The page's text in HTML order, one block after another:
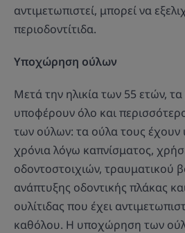
αντιμετωπιστεί, μπορεί να
περιοδοντίτιδα.
Υποχώρηση ούλων
Μετά την ηλικία των 55 ετών,
υποφέρουν όλο και
των ούλων: τα ούλα τους
χρόνια λόγω καπνίσματος,
οδοντοστοιχιών, τραυματικού
ανάπτυξης οδοντικής πλάκας
ουλίτιδας που έχει
καθόλου. Η υποχώρηση των